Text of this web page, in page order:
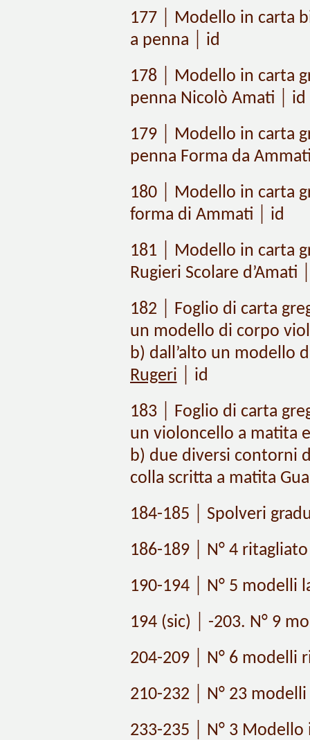
177 │ Modello in carta
a penna │ id
178 │ Modello in carta
penna Nicolò Amati │ id
179 │ Modello in carta
penna Forma da
180 │ Modello in carta
forma di Ammati │ id
181 │ Modello in carta
Rugieri Scolare d’Amati
182 │ Foglio di carta
un modello di corpo
b) dall’alto un modello
Rugeri │ id
183 │ Foglio di carta
un violoncello a matita
b) due diversi contorni
colla scritta a matita
184-185 │ Spolveri
186-189 │ N° 4
190-194 │ N° 5 modelli
194 (sic) │ -203. N° 9
204-209 │ N° 6 modelli
210-232 │ N° 23
233-235 │ N° 3